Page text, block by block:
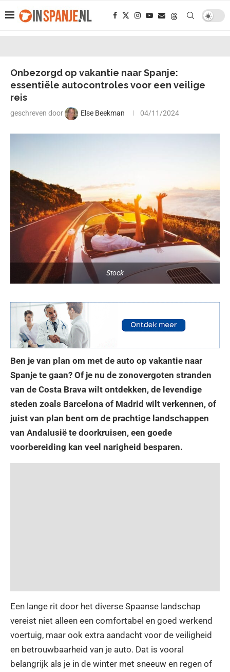
Onbezorgd op vakantie naar Spanje:
essentiële autocontroles voor een veilige
reis
geschreven door Else Beekman 04/11/2024
Stock
Ben je van plan om met de auto op vakantie naar
Spanje te gaan? Of je nu de zonovergoten stranden
van de Costa Brava wilt ontdekken, de levendige
steden zoals Barcelona of Madrid wilt verkennen, of
juist van plan bent om de prachtige landschappen
van Andalusië te doorkruisen, een goede
voorbereiding kan veel narigheid besparen.
Een lange rit door het diverse Spaanse landschap
vereist niet alleen een comfortabel en goed werkend
voertuig, maar ook extra aandacht voor de veiligheid
en betrouwbaarheid van je auto. Dat is vooral
belangrijk als je in de winter met sneeuw en regen of